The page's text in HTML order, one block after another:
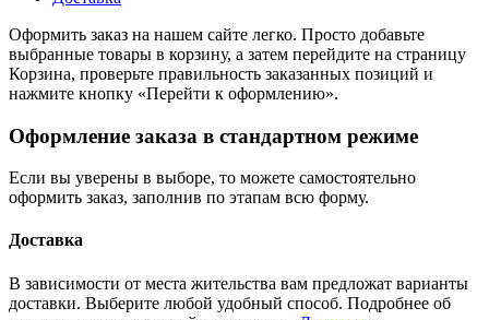
Оформить заказ на нашем сайте легко. Просто добавьте
выбранные товары в корзину, а затем перейдите на страницу
Корзина, проверьте правильность заказанных позиций и
нажмите кнопку «Перейти к оформлению».
Оформление заказа в стандартном режиме
Если вы уверены в выборе, то можете самостоятельно
оформить заказ, заполнив по этапам всю форму.
Доставка
В зависимости от места жительства вам предложат варианты
доставки. Выберите любой удобный способ. Подробнее об